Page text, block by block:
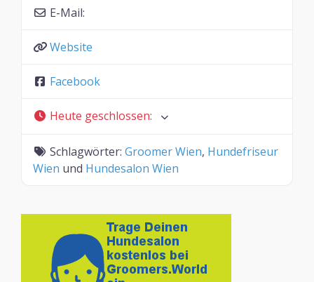
E-Mail:
Website
Facebook
Heute geschlossen:
Schlagwörter: Groomer Wien, Hundefriseur
Wien und Hundesalon Wien